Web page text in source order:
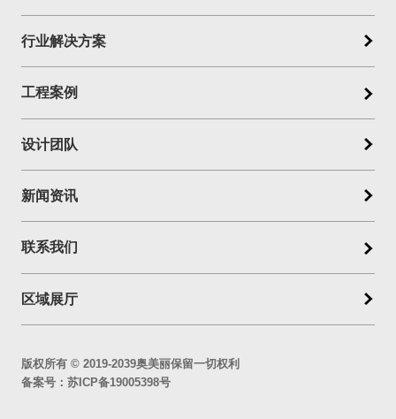
行业解决方案
工程案例
设计团队
新闻资讯
联系我们
区域展厅
版权所有 © 2019-2039奥美丽保留一切权利
备案号： 苏ICP备19005398号